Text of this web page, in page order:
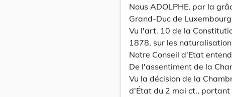
Nous ADOLPHE, par la
Grand-Duc de
Vu l'art. 10 de la
1878, sur les
Notre Conseil d'Etat
De l'assentiment de la
Vu la décision de la
d'État du 2 mai ct., portant